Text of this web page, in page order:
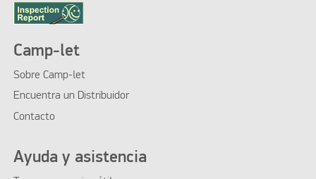
Camp-let
Sobre Camp-let
Encuentra un Distribuidor
Contacto
Ayuda y asistencia